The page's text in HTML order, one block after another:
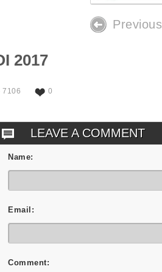
Previous
2017
7106 0
LEAVE A COMMENT
Name:
Email:
Comment: